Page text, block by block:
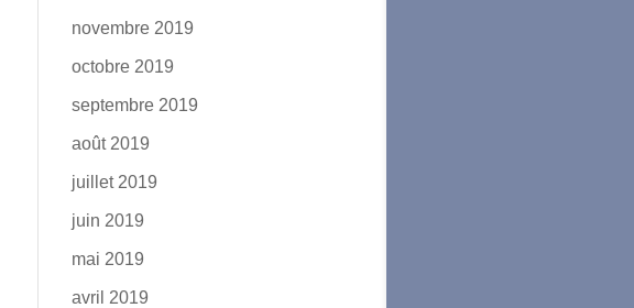
novembre 2019
octobre 2019
septembre 2019
août 2019
juillet 2019
juin 2019
mai 2019
avril 2019